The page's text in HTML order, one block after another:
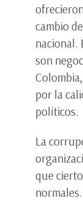
cambio
nacional.
son
por la
políticos.
La
que